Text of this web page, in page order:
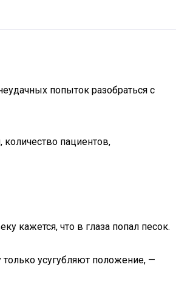
попыток разобраться с
пациентов,
кажется, что в глаза попал песок.
только усугубляют положение, —